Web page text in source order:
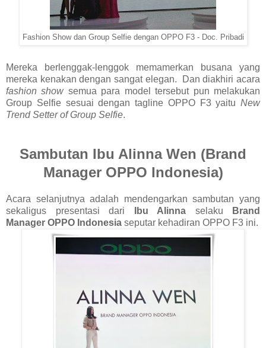
Fashion Show dan Group Selfie dengan OPPO F3 - Doc. Pribadi
Mereka berlenggak-lenggok memamerkan busana yang
mereka kenakan dengan sangat elegan.
Dan diakhiri acara
fashion showsemua para model tersebut pun melakukan
Group Selfie sesuai dengan tagline OPPO F3 yaitu New
Trend Setter of Group Selfie.
Sambutan Ibu Alinna Wen (Brand
Manager OPPO Indonesia)
Acara selanjutnya adalah mendengarkan sambutan yang
sekaligus presentasi dari
Ibu Alinna selaku
Brand
Manager OPPO Indonesia seputar kehadiran OPPO F3 ini.